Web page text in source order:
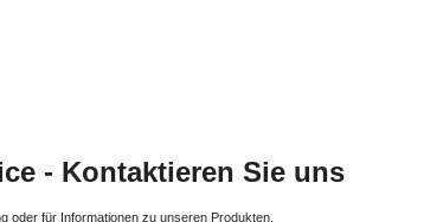
- Kontaktieren Sie uns
oder für Informationen zu unseren Produkten.